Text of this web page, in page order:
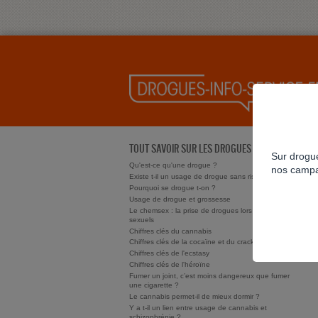
TOUT SAVOIR SUR LES DROGUES
Qu'est-ce qu'une drogue ?
Existe t-il un usage de drogue sans risque ?
Pourquoi se drogue t-on ?
Usage de drogue et grossesse
Le chemsex : la prise de drogues lors de rapports
sexuels
Chiffres clés du cannabis
Chiffres clés de la cocaïne et du crack/free base
Chiffres clés de l'ecstasy
Chiffres clés de l'héroïne
Fumer un joint, c’est moins dangereux que fumer
une cigarette ?
Le cannabis permet-il de mieux dormir ?
Y a t-il un lien entre usage de cannabis et
Sur
nos